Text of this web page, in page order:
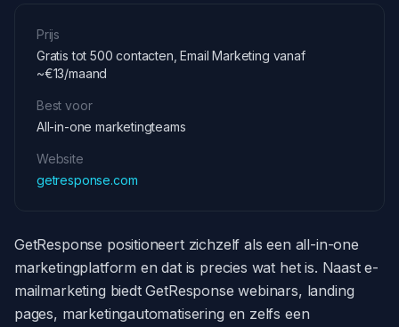
Prijs
Gratis tot 500 contacten, Email Marketing vanaf
~€13/maand
Best voor
All-in-one marketingteams
Website
getresponse.com
GetResponse positioneert zichzelf als een all-in-one
marketingplatform en dat is precies wat het is. Naast e-
mailmarketing biedt GetResponse webinars, landing
pages, marketingautomatisering en zelfs een